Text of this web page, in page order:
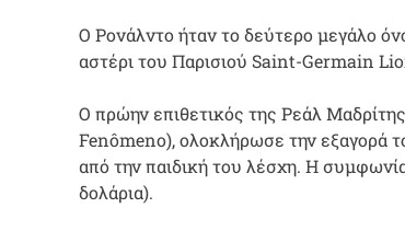
Ο Ρονάλντο ήταν το δεύτερο μεγάλο
αστέρι του Παρισιού Saint-Germain
Ο πρώην επιθετικός της Ρεάλ
Fenômeno), ολοκλήρωσε την εξαγορά
από την παιδική του λέσχη. Η
δολάρια).